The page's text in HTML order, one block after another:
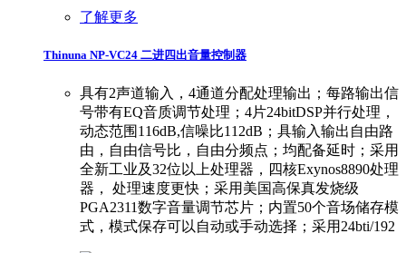
了解更多
Thinuna NP-VC24 二进四出音量控制器
具有2声道输入，4通道分配处理输出；每路输出信
号带有EQ音质调节处理；4片24bitDSP并行处理，
动态范围116dB,信噪比112dB；具输入输出自由路
由，自由信号比，自由分频点；均配备延时；采用
全新工业及32位以上处理器，四核Exynos8890处理
器， 处理速度更快；采用美国高保真发烧级
PGA2311数字音量调节芯片；内置50个音场储存模
式，模式保存可以自动或手动选择；采用24bti/192